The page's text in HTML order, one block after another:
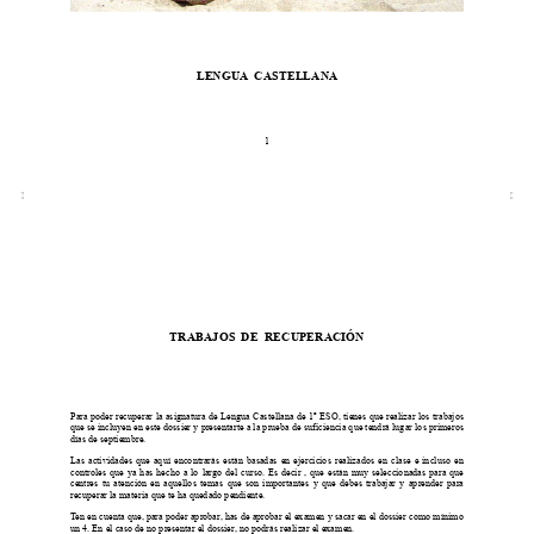
LENGUA  CASTELLANA
1
TRABAJOS  DE  RECUPERACIÓN
Para poder recuperar la asignatura de Lengua Castellana de 1º ESO, tienes que realizar los trabajos
que se incluyen en este dossier y presentarte a la prueba de suficiencia que tendrá lugar los primeros
días de septiembre.
Las actividades que aquí encontrarás están basadas en ejercicios realizados en clase e incluso en
controles que ya has hecho a lo largo del curso. Es decir , que están muy seleccionadas para que
centres tu atención en aquellos temas que son importantes y que debes trabajar y aprender para
recuperar la materia que te ha quedado pendiente.
Ten en cuenta que, para poder aprobar, has de aprobar el examen y sacar en el dossier como mínimo
un 4. En el caso de no presentar el dossier, no podrás realizar el examen.